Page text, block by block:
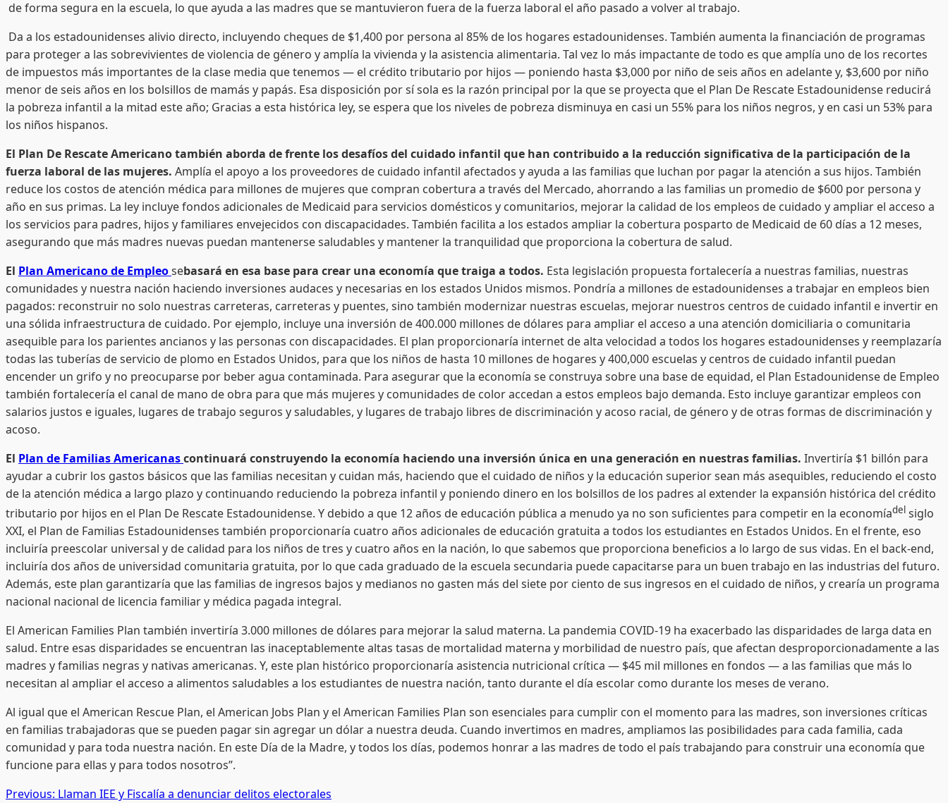
de forma segura en la escuela, lo que ayuda a las madres que se mantuvieron fuera de la fuerza laboral el año pasado a volver al trabajo.
Da a los estadounidenses alivio directo, incluyendo cheques de $1,400 por persona al 85% de los hogares estadounidenses. También aumenta la financiación de programas
para proteger a las sobrevivientes de violencia de género y amplía la vivienda y la asistencia alimentaria. Tal vez lo más impactante de todo es que amplía uno de los recortes
de impuestos más importantes de la clase media que tenemos — el crédito tributario por hijos — poniendo hasta $3,000 por niño de seis años en adelante y, $3,600 por niño
menor de seis años en los bolsillos de mamás y papás. Esa disposición por sí sola es la razón principal por la que se proyecta que el Plan De Rescate Estadounidense reducirá
la pobreza infantil a la mitad este año; Gracias a esta histórica ley, se espera que los niveles de pobreza disminuya en casi un 55% para los niños negros, y en casi un 53% para
los niños hispanos.
El Plan De Rescate Americano también aborda de frente los desafíos del cuidado infantil que han contribuido a la reducción significativa de la participación de la
fuerza laboral de las mujeres. Amplía el apoyo a los proveedores de cuidado infantil afectados y ayuda a las familias que luchan por pagar la atención a sus hijos. También
reduce los costos de atención médica para millones de mujeres que compran cobertura a través del Mercado, ahorrando a las familias un promedio de $600 por persona y
año en sus primas. La ley incluye fondos adicionales de Medicaid para servicios domésticos y comunitarios, mejorar la calidad de los empleos de cuidado y ampliar el acceso a
los servicios para padres, hijos y familiares envejecidos con discapacidades. También facilita a los estados ampliar la cobertura posparto de Medicaid de 60 días a 12 meses,
asegurando que más madres nuevas puedan mantenerse saludables y mantener la tranquilidad que proporciona la cobertura de salud.
El Plan Americano de Empleosebasará en esa base para crear una economía que traiga a todos. Esta legislación propuesta fortalecería a nuestras familias, nuestras
comunidades y nuestra nación haciendo inversiones audaces y necesarias en los estados Unidos mismos. Pondría a millones de estadounidenses a trabajar en empleos bien
pagados: reconstruir no solo nuestras carreteras, carreteras y puentes, sino también modernizar nuestras escuelas, mejorar nuestros centros de cuidado infantil e invertir en
una sólida infraestructura de cuidado. Por ejemplo, incluye una inversión de 400.000 millones de dólares para ampliar el acceso a una atención domiciliaria o comunitaria
asequible para los parientes ancianos y las personas con discapacidades. El plan proporcionaría internet de alta velocidad a todos los hogares estadounidenses y reemplazaría
todas las tuberías de servicio de plomo en Estados Unidos, para que los niños de hasta 10 millones de hogares y 400,000 escuelas y centros de cuidado infantil puedan
encender un grifo y no preocuparse por beber agua contaminada. Para asegurar que la economía se construya sobre una base de equidad, el Plan Estadounidense de Empleo
también fortalecería el canal de mano de obra para que más mujeres y comunidades de color accedan a estos empleos bajo demanda. Esto incluye garantizar empleos con
salarios justos e iguales, lugares de trabajo seguros y saludables, y lugares de trabajo libres de discriminación y acoso racial, de género y de otras formas de discriminación y
acoso.
El Plan de Familias Americanascontinuará construyendo la economía haciendo una inversión única en una generación en nuestras familias. Invertiría $1 billón para
ayudar a cubrir los gastos básicos que las familias necesitan y cuidan más, haciendo que el cuidado de niños y la educación superior sean más asequibles, reduciendo el costo
de la atención médica a largo plazo y continuando reduciendo la pobreza infantil y poniendo dinero en los bolsillos de los padres al extender la expansión histórica del crédito
tributario por hijos en el Plan De Rescate Estadounidense. Y debido a que 12 años de educación pública a menudo ya no son suficientes para competir en la economíadel siglo
XXI, el Plan de Familias Estadounidenses también proporcionaría cuatro años adicionales de educación gratuita a todos los estudiantes en Estados Unidos. En el frente, eso
incluiría preescolar universal y de calidad para los niños de tres y cuatro años en la nación, lo que sabemos que proporciona beneficios a lo largo de sus vidas. En el back-end,
incluiría dos años de universidad comunitaria gratuita, por lo que cada graduado de la escuela secundaria puede capacitarse para un buen trabajo en las industrias del futuro.
Además, este plan garantizaría que las familias de ingresos bajos y medianos no gasten más del siete por ciento de sus ingresos en el cuidado de niños, y crearía un programa
nacional nacional de licencia familiar y médica pagada integral.
El American Families Plan también invertiría 3.000 millones de dólares para mejorar la salud materna. La pandemia COVID-19 ha exacerbado las disparidades de larga data en
salud. Entre esas disparidades se encuentran las inaceptablemente altas tasas de mortalidad materna y morbilidad de nuestro país, que afectan desproporcionadamente a las
madres y familias negras y nativas americanas. Y, este plan histórico proporcionaría asistencia nutricional crítica — $45 mil millones en fondos — a las familias que más lo
necesitan al ampliar el acceso a alimentos saludables a los estudiantes de nuestra nación, tanto durante el día escolar como durante los meses de verano.
Al igual que el American Rescue Plan, el American Jobs Plan y el American Families Plan son esenciales para cumplir con el momento para las madres, son inversiones críticas
en familias trabajadoras que se pueden pagar sin agregar un dólar a nuestra deuda. Cuando invertimos en madres, ampliamos las posibilidades para cada familia, cada
comunidad y para toda nuestra nación. En este Día de la Madre, y todos los días, podemos honrar a las madres de todo el país trabajando para construir una economía que
funcione para ellas y para todos nosotros”.
Post
Previous: Llaman IEE y Fiscalía a denunciar delitos electorales